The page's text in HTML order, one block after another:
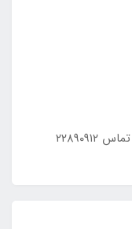
مرکز مشاوره ره‌یافتگان سلامت. شماره تماس ۲۲۸۹۰۹۱۲